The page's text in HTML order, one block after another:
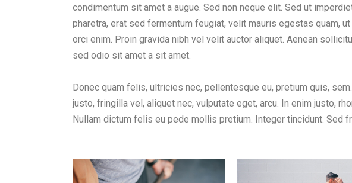
condimentum sit amet a augue. Sed non neque elit. Sed ut
pharetra, erat sed fermentum feugiat, velit mauris egestas quam,
orci enim. Proin gravida nibh vel velit auctor aliquet. Aenean
sed odio sit amet a sit amet.
Donec quam felis, ultricies nec, pellentesque eu, pretium quis,
justo, fringilla vel, aliquet nec, vulputate eget, arcu. In enim justo,
Nullam dictum felis eu pede mollis pretium. Integer tincidunt. Sed